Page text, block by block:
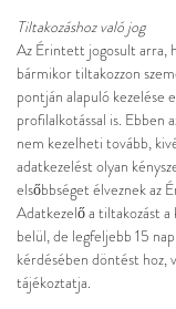
Tiltakozáshoz való jog
Az Érintett jogosult arra,
bármikor tiltakozzon
pontján alapuló kezelése
profilalkotással is. Ebben
nem kezelheti tovább,
adatkezelést olyan
elsőbbséget élveznek az
Adatkezelő a tiltakozást
belül, de legfeljebb 15
kérdésében döntést hoz,
tájékoztatja.